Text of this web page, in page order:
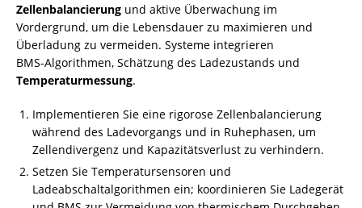
Zellenbalancierung und aktive Überwachung im
Vordergrund, um die Lebensdauer zu maximieren und
Überladung zu vermeiden. Systeme integrieren
BMS‑Algorithmen, Schätzung des Ladezustands und
Temperaturmessung.
Implementieren Sie eine rigorose Zellenbalancierung
während des Ladevorgangs und in Ruhephasen, um
Zellendivergenz und Kapazitätsverlust zu verhindern.
Setzen Sie Temperatursensoren und
Ladeabschaltalgorithmen ein; koordinieren Sie Ladegerät